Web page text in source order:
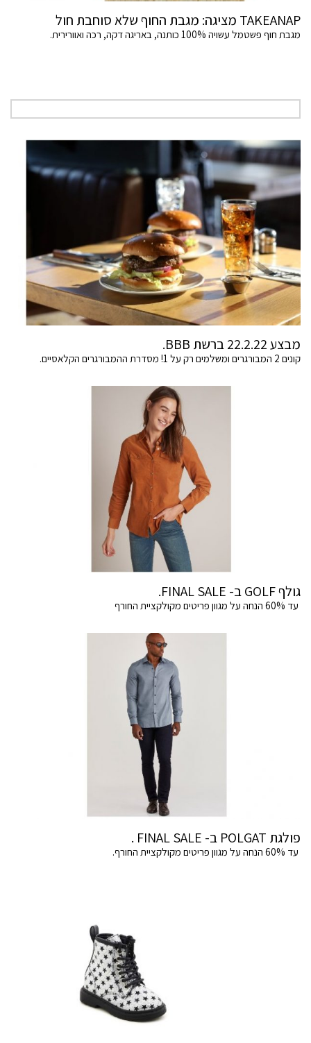
TAKEANAP מציגה: מגבת החוף שלא סוחבת חול
מגבת חוף פשטמל עשויה 100% כותנה, באריגה דקה, רכה ואוורירית.
מבצע 22.2.22 ברשת BBB.
קונים 2 המבורגרים ומשלמים רק על 1! מסדרת ההמבורגרים הקלאסיים.
גולף GOLF ב- FINAL SALE.
עד 60% הנחה על מגוון פריטים מקולקציית החורף
פולגת POLGAT ב- FINAL SALE .
עד 60% הנחה על מגוון פריטים מקולקציית החורף.